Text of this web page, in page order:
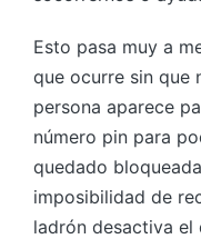
Esto pasa muy a
que ocurre sin que
persona aparece
número pin para
quedado
imposibilidad de
ladrón desactiva